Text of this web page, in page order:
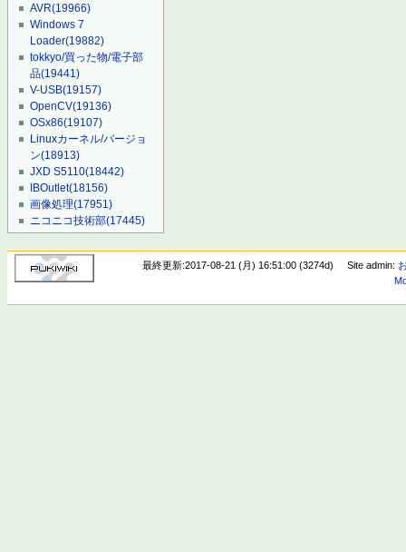
AVR(19966)
Windows 7
Loader(19882)
tokkyo/買った物/電子部
品(19441)
V-USB(19157)
OpenCV(19136)
OSx86(19107)
Linuxカーネル/バージョ
ン(18913)
JXD S5110(18442)
IBOutlet(18156)
画像処理(17951)
ニコニコ技術部(17445)
最終更新:2017-08-21 (月) 16:51:00 (3274d) Site admin: